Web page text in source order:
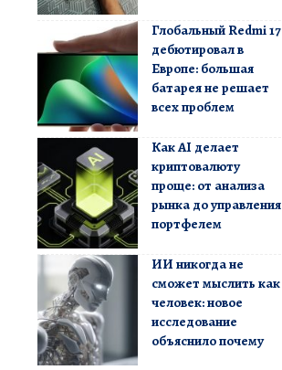
Глобальный Redmi 17
дебютировал в
Европе: большая
батарея не решает
всех проблем
Как AI делает
криптовалюту
проще: от анализа
рынка до управления
портфелем
ИИ никогда не
сможет мыслить как
человек: новое
исследование
объяснило почему